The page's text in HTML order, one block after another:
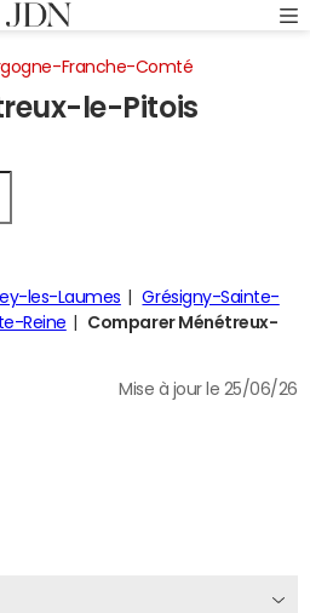
Franche-Comté
Impôt sur le revenu
le-Pitois
les-Laumes
Grésigny-Sainte-
Reine
Comparer Ménétreux-
Mise à jour le 25/06/26